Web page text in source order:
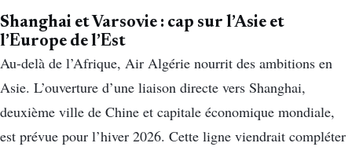
Shanghai et Varsovie : cap sur l’Asie et
l’Europe de l’Est
Au-delà de l’Afrique, Air Algérie nourrit des ambitions en
Asie. L’ouverture d’une liaison directe vers Shanghai,
deuxième ville de Chine et capitale économique mondiale,
est prévue pour l’hiver 2026. Cette ligne viendrait compléter